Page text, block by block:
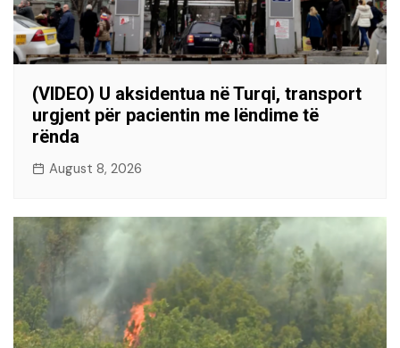
(VIDEO) U aksidentua në Turqi, transport
urgjent për pacientin me lëndime të
rënda
August 8, 2026